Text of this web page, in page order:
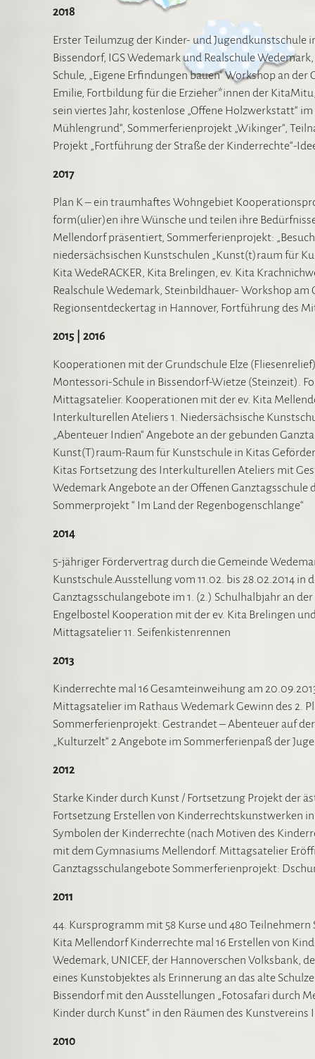
2018
Erster Teilumzug der Kinder- und Jugendkunstschule
Bissendorf, IGS Wedemark und Realschule
Schule, „Eigene Erfindungen bauen“ Workshop an
Emilie, Fortbildung für die Erzieher*innen der
sein viertes Jahr, kostenlose „Offene Holzwerkstatt“
Mühlengrund“, Sommerferienprojekt „Wikinger“,
Projekt „Fortführung der Straße der Kinderrechte“-
2017
Plan K – ein traumhaftes Wohngebiet
form(ulier)en ihre Wünsche und teilen ihre
Mellendorf präsentiert, Sommerferienprojekt:
niedersächsischen Kunstschulen „Kunst(t)raum für
Kita WedeRACKER, Kita Brelingen, ev. Kita
Realschule Wedemark, Steinbildhauer- Workshop
Regionsentdeckertag in Hannover, Fortführung des
2015 | 2016
Kooperationen mit der Grundschule Elze
Montessori-Schule in Bissendorf-Wietze (Steinzeit).
Mittagsatelier. Kooperationen mit der ev. Kita
Interkulturellen Ateliers 1. Niedersächsische
„Abenteuer Indien“ Angebote an der gebunden
Kunst(T)raum-Raum für Kunstschule in Kitas
Kitas Fortsetzung des Interkulturellen Ateliers mit
Wedemark Angebote an der Offenen
Sommerprojekt “ Im Land der Regenbogenschlange“
2014
5-jähriger Fördervertrag durch die Gemeinde
Kunstschule.Ausstellung vom 11.02. bis 28.02.2014
Ganztagsschulangebote im 1. (2.) Schulhalbjahr an
Engelbostel Kooperation mit der ev. Kita Brelingen
Mittagsatelier 11. Seifenkistenrennen
2013
Kinderrechte mal 16 Gesamteinweihung am
Mittagsatelier im Rathaus Wedemark Gewinn des 2.
Sommerferienprojekt: Gestrandet – Abenteuer auf
„Kulturzelt“ 2 Angebote im Sommerferienpaß der
2012
Starke Kinder durch Kunst / Fortsetzung Projekt der
Fortsetzung Erstellen von Kinderrechtskunstwerken
Symbolen der Kinderrechte (nach Motiven des
mit dem Gymnasiums Mellendorf. Mittagsatelier
Ganztagsschulangebote Sommerferienprojekt:
2011
44. Kursprogramm mit 58 Kurse und 480
Kita Mellendorf Kinderrechte mal 16 Erstellen von
Wedemark, UNICEF, der Hannoverschen Volksbank,
eines Kunstobjektes als Erinnerung an das alte
Bissendorf mit den Ausstellungen „Fotosafari durch
Kinder durch Kunst“ in den Räumen des
2010